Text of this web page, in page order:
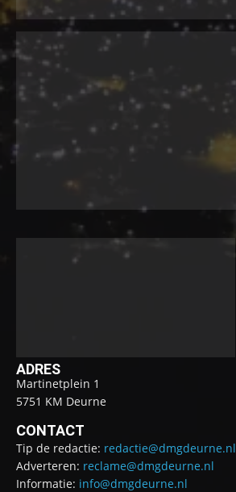
ADRES
Martinetplein 1
5751 KM Deurne
CONTACT
Tip de redactie: redactie@dmgdeurne.nl
Adverteren: reclame@dmgdeurne.nl
Informatie: info@dmgdeurne.nl